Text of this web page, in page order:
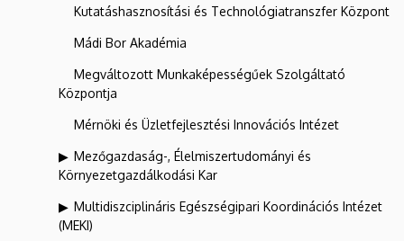
Kutatáshasznosítási és Technológiatranszfer Központ
Mádi Bor Akadémia
Megváltozott Munkaképességűek Szolgáltató
Központja
Mérnöki és Üzletfejlesztési Innovációs Intézet
Mezőgazdaság-, Élelmiszertudományi és
Környezetgazdálkodási Kar
Multidiszciplináris Egészségipari Koordinációs Intézet
(MEKI)